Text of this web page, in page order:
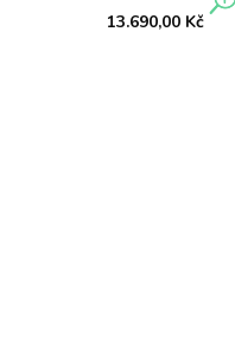
13.690,00 Kč